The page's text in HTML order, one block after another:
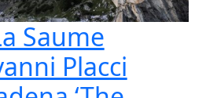
Saume
Placci